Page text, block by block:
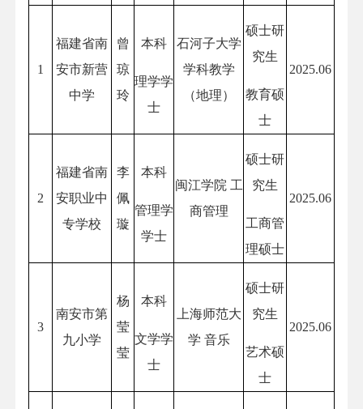
1
福建省南
安市新营
中学
曾
琼
玲
本科
理学学
士
石河子大学
学科教学
（地理）
硕士研
究生
教育硕
士
2025.06
2
福建省南
安职业中
专学校
李
佩
璇
本科
管理学
学士
闽江学院 工
商管理
硕士研
究生
工商管
理硕士
2025.06
3
南安市第
九小学
杨
莹
莹
本科
文学学
士
上海师范大
学 音乐
硕士研
究生
艺术硕
士
2025.06